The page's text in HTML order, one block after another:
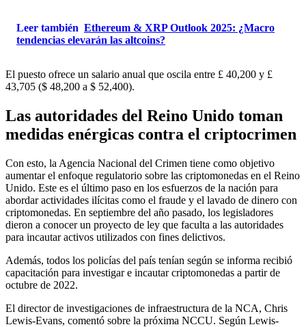
Leer también Ethereum & XRP Outlook 2025: ¿Macro
tendencias elevarán las altcoins?
El puesto ofrece un salario anual que oscila entre £ 40,200 y £
43,705 ($ 48,200 a $ 52,400).
Las autoridades del Reino Unido toman
medidas enérgicas contra el criptocrimen
Con esto, la Agencia Nacional del Crimen tiene como objetivo
aumentar el enfoque regulatorio sobre las criptomonedas en el Reino
Unido. Este es el último paso en los esfuerzos de la nación para
abordar actividades ilícitas como el fraude y el lavado de dinero con
criptomonedas. En septiembre del año pasado, los legisladores
dieron a conocer un proyecto de ley que faculta a las autoridades
para incautar activos utilizados con fines delictivos.
Además, todos los policías del país tenían según se informa recibió
capacitación para investigar e incautar criptomonedas a partir de
octubre de 2022.
El director de investigaciones de infraestructura de la NCA, Chris
Lewis-Evans, comentó sobre la próxima NCCU. Según Lewis-